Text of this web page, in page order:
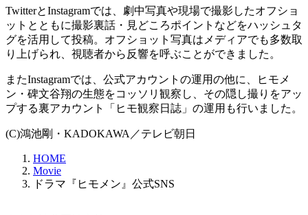
TwitterとInstagramでは、劇中写真や現場で撮影したオフショ
ットとともに撮影裏話・見どころポイントなどをハッシュタ
グを活用して投稿。オフショット写真はメディアでも多数取
り上げられ、視聴者から反響を呼ぶことができました。
またInstagramでは、公式アカウントの運用の他に、ヒモメ
ン・碑文谷翔の生態をコッソリ観察し、その隠し撮りをアッ
プする裏アカウント「ヒモ観察日誌」の運用も行いました。
(C)鴻池剛・KADOKAWA／テレビ朝日
HOME
Movie
ドラマ『ヒモメン』公式SNS